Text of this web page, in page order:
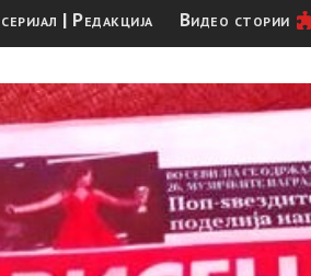
| Редакција Видео стории